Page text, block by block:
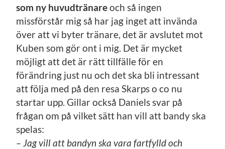
som ny huvudtränareoch så ingen
missförstår mig så har jag inget att invända
över att vi byter tränare, det är avslutet mot
Kuben som gör ont i mig. Det är mycket
möjligt att det är rätt tillfälle för en
förändring just nu och det ska bli intressant
att följa med på den resa Skarps o co nu
startar upp. Gillar också Daniels svar på
frågan om på vilket sätt han vill att bandy ska
spelas:
– Jag vill att bandyn ska vara fartfylld och